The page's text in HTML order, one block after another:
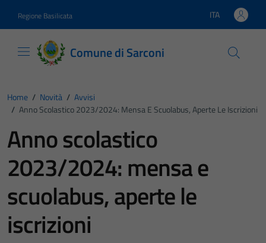
Regione Basilicata Lingua attiva:
ITA
Comune di Sarconi
Home / Novità / Avvisi
/ Anno Scolastico 2023/2024: Mensa E Scuolabus, Aperte Le Iscrizioni
Anno scolastico
2023/2024: mensa e
scuolabus, aperte le
iscrizioni